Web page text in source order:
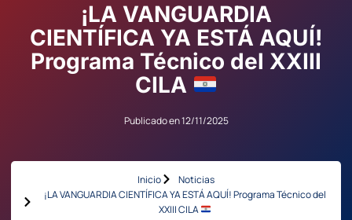
¡LA VANGUARDIA
CIENTÍFICA YA ESTÁ AQUÍ!
Programa Técnico del XXIII
CILA
Publicado en12/11/2025
Inicio
Noticias
¡LA VANGUARDIA CIENTÍFICA YA ESTÁ AQUÍ! Programa Técnico del
XXIII CILA